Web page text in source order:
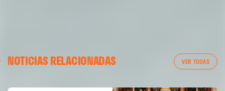
NOTICIAS RELACIONADAS VER TODAS